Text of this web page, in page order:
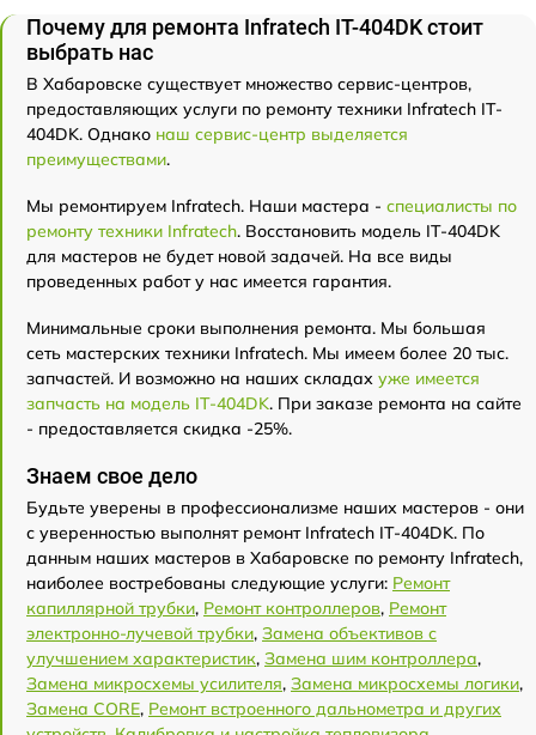
Почему для ремонта Infratech IT-404DK стоит
выбрать нас
В Хабаровске существует множество сервис-центров,
предоставляющих услуги по ремонту техники Infratech IT-
404DK. Однако наш сервис-центр выделяется
преимуществами.
Мы ремонтируем Infratech. Наши мастера - специалисты по
ремонту техники Infratech. Восстановить модель IT-404DK
для мастеров не будет новой задачей. На все виды
проведенных работ у нас имеется гарантия.
Минимальные сроки выполнения ремонта. Мы большая
сеть мастерских техники Infratech. Мы имеем более 20 тыс.
запчастей. И возможно на наших складах уже имеется
запчасть на модель IT-404DK. При заказе ремонта на сайте
- предоставляется скидка -25%.
Знаем свое дело
Будьте уверены в профессионализме наших мастеров - они
с уверенностью выполнят ремонт Infratech IT-404DK. По
данным наших мастеров в Хабаровске по ремонту Infratech,
наиболее востребованы следующие услуги: Ремонт
капиллярной трубки, Ремонт контроллеров, Ремонт
электронно-лучевой трубки, Замена объективов с
улучшением характеристик, Замена шим контроллера,
Замена микросхемы усилителя, Замена микросхемы логики,
Замена CORE, Ремонт встроенного дальнометра и других